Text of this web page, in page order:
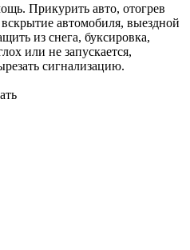
Прикурить авто, отогрев
автомобиля, выездной
из снега, буксировка,
или не запускается,
сигнализацию.